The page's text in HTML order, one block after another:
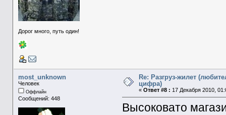
Дорог много, путь один!
most_unknown
Человек
Оффлайн
Сообщений: 448
Re: Разгруз-жилет
цифра)
« Ответ #8 : 17 Декабря 2010,
Высоковато